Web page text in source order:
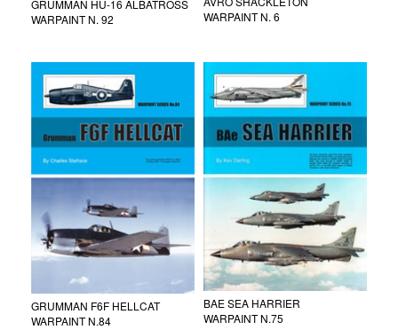
GRUMMAN HU-16 ALBATROSS
WARPAINT N. 92
WARPAINT N. 6
GRUMMAN F6F HELLCAT
WARPAINT N.84
BAE SEA HARRIER
WARPAINT N.75